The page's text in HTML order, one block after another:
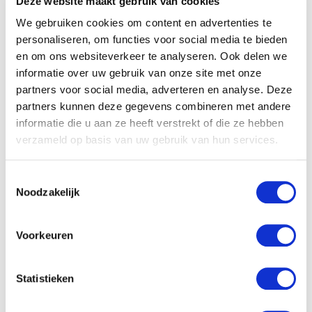
We gebruiken cookies om content en advertenties te
personaliseren, om functies voor social media te bieden
en om ons websiteverkeer te analyseren. Ook delen we
informatie over uw gebruik van onze site met onze
partners voor social media, adverteren en analyse. Deze
partners kunnen deze gegevens combineren met andere
informatie die u aan ze heeft verstrekt of die ze hebben
verzameld op basis van uw gebruik van hun services.
Noodzakelijk
Voorkeuren
Statistieken
verdwenen, er is nauwelijks te eten enhet lijkt wel of
niemand nog hoop heeft. Dan vindt Paul op een dag een
Amerikaanse parachutistdie gewond is geraakt. De soldaat
vertelt hem dat de geallieerden een plan hebben om de
nazi's te verslaan.Ze kunnen Pauls hulp daarbij goed
gebruiken. Al snel raakt hij betrokken bij de grootste invasie
overleven. Met illustraties, foto's en een informatief deel.